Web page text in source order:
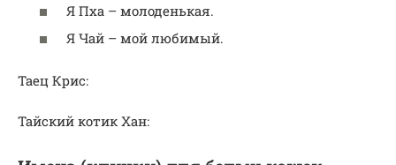
Я Пха – молоденькая.
Я Чай – мой любимый.
Таец Крис:
Тайский котик Хан: